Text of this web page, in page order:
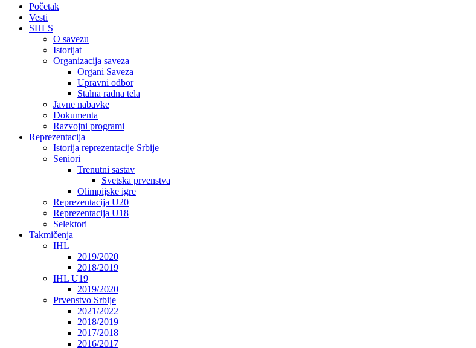
Početak
Vesti
SHLS
O savezu
Istorijat
Organizacija saveza
Organi Saveza
Upravni odbor
Stalna radna tela
Javne nabavke
Dokumenta
Razvojni programi
Reprezentacija
Istorija reprezentacije Srbije
Seniori
Trenutni sastav
Svetska prvenstva
Olimpijske igre
Reprezentacija U20
Reprezentacija U18
Selektori
Takmičenja
IHL
2019/2020
2018/2019
IHL U19
2019/2020
Prvenstvo Srbije
2021/2022
2018/2019
2017/2018
2016/2017